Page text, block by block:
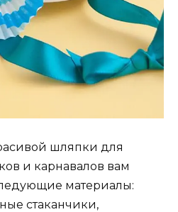
шляпки для
и карнавалов вам
материалы:
стаканчики,